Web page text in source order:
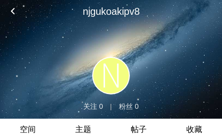
njgukoakipv8
关注 0 | 粉丝 0
空间 主题 帖子 收藏